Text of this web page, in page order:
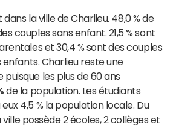
la ville de Charlieu. 48,0 % de
couples sans enfant. 21,5 % sont
et 30,4 % sont des couples
enfants. Charlieu reste une
les plus de 60 ans
de la population. Les étudiants
4,5 % la population locale. Du
possède 2 écoles, 2 collèges et